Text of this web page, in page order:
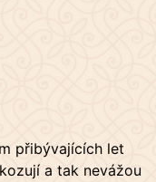
přibývajících let
a tak nevážou